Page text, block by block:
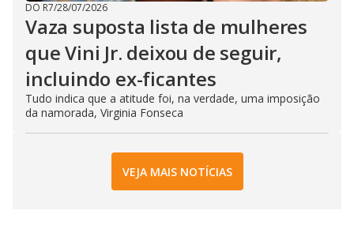
DO R7/28/07/2026
Vaza suposta lista de mulheres
que Vini Jr. deixou de seguir,
incluindo ex-ficantes
Tudo indica que a atitude foi, na verdade, uma imposição
da namorada, Virginia Fonseca
VEJA MAIS NOTÍCIAS